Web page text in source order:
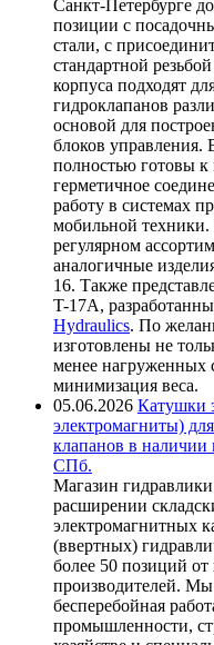
Санкт-Петербурге
позиции с
стали, с
стандартной
корпуса подходят
гидроклапанов
основой для
блоков управления.
полностью готовы
герметичное
работу в системах
мобильной
регулярном
аналогичные
16. Также
T-17A,
Hydraulics. По
изготовлены не
менее нагруженных
минимизация веса.
05.06.2026 Катушки
электромагниты)
клапанов в наличии
СПб.
Магазин
расширении
электромагнитных
(ввертных)
более 50 позиций
производителей.
бесперебойная
промышленности,